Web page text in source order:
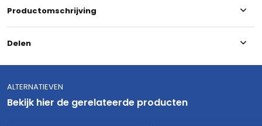
Productomschrijving
Delen
ALTERNATIEVEN
Bekijk hier de gerelateerde producten